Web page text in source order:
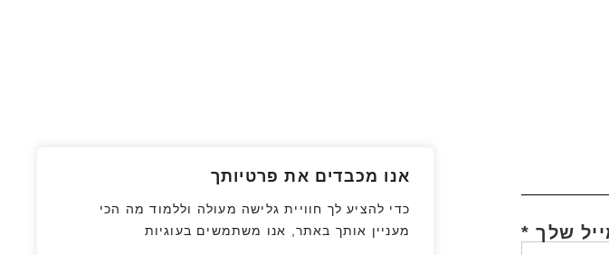
אנו מכבדים את פרטיותך
כדי להציע לך חוויית גלישה מעולה וללמוד מה הכי
מעניין אותך באתר, אנו משתמשים בעוגיות
שלך *